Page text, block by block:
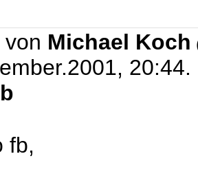
Michael Koch
20:44.
fb,